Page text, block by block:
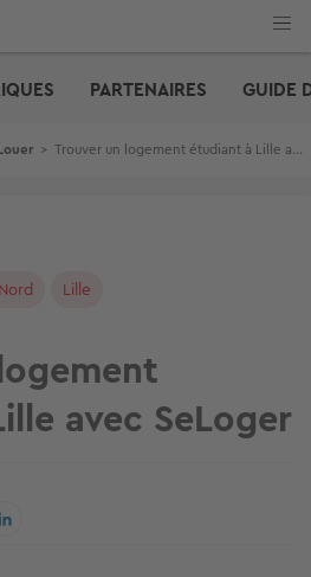
PARTENAIRES GUIDE
> Trouver un logement étudiant à Lille avec SeLoger
Lille
avec SeLoger